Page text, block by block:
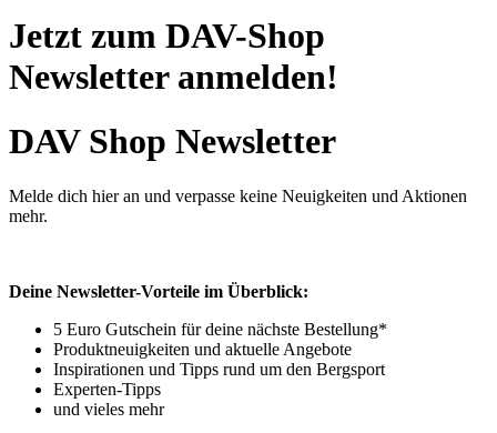
Jetzt zum DAV-Shop
Newsletter anmelden!
DAV Shop Newsletter
Melde dich hier an und verpasse keine Neuigkeiten und Aktionen
mehr.
Deine Newsletter-Vorteile im Überblick:
5 Euro Gutschein für deine nächste Bestellung*
Produktneuigkeiten und aktuelle Angebote
Inspirationen und Tipps rund um den Bergsport
Experten-Tipps
und vieles mehr